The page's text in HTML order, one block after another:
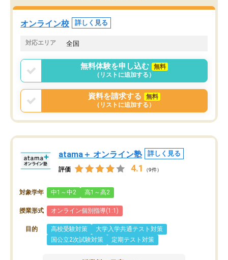
オンライン校 詳しく見る
対応エリア 全国
無料体験を申し込む
無料
（リストに追加する）
資料を請求する
無料
（リストに追加する）
atama＋ オンライン塾 詳しく見る
評価 4.1 （9件）
対象学年 中1～中2 高1～高2
授業形式 オンライン個別指導(1:1)
目的 高校受験対策
大学入学共通テスト対策
国公立2次試験対策
定期テスト対策